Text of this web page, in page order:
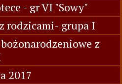
- gr VI "Sowy"
rodzicami- grupa I
z
2017